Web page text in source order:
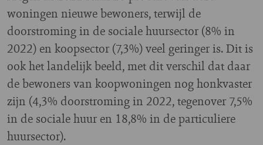
woningen nieuwe bewoners, terwijl de
doorstroming in de sociale huursector (8% in
2022) en koopsector (7,3%) veel geringer is. Dit is
ook het landelijk beeld, met dit verschil dat daar
de bewoners van koopwoningen nog honkvaster
zijn (4,3% doorstroming in 2022, tegenover 7,5%
in de sociale huur en 18,8% in de particuliere
huursector).